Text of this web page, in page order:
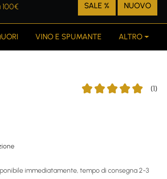
SALE % NUOVO
VINO E SPUMANTE ALTRO
(1)
immediatamente, tempo di consegna 2-3